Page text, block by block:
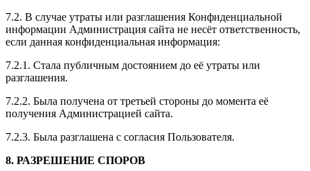
7.2. В случае утраты или разглашения Конфиденциальной
информации Администрация сайта не несёт ответственность,
если данная конфиденциальная информация:
7.2.1. Стала публичным достоянием до её утраты или
разглашения.
7.2.2. Была получена от третьей стороны до момента её
получения Администрацией сайта.
7.2.3. Была разглашена с согласия Пользователя.
8. РАЗРЕШЕНИЕ СПОРОВ